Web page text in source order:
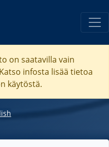
on saatavilla vain
infosta lisää tietoa
käytöstä.